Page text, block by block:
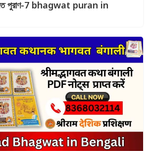
পুরাণ-7 bhagwat puran in